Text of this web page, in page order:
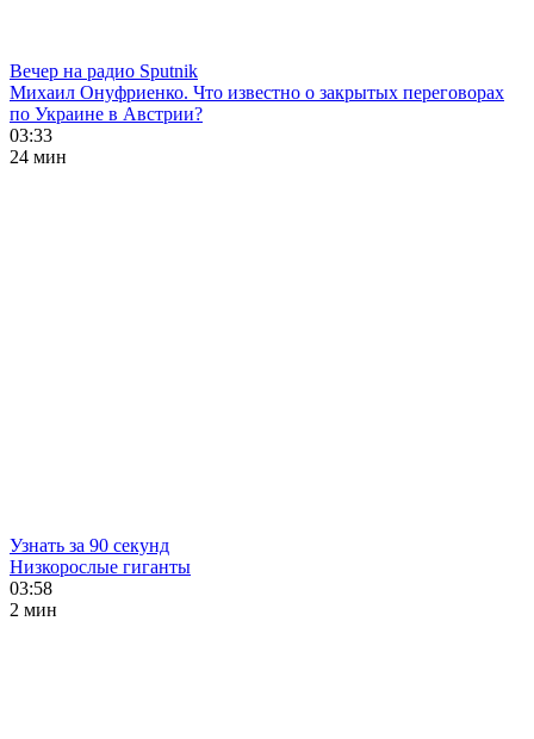
Вечер на радио Sputnik
Михаил Онуфриенко. Что известно о закрытых переговорах
по Украине в Австрии?
03:33
24 мин
Узнать за 90 секунд
Низкорослые гиганты
03:58
2 мин